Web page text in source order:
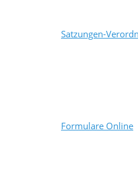
Satzungen-
Formulare Online